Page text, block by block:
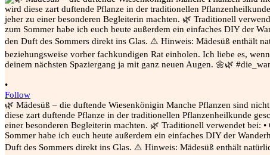
•
Follow
🌿 Mädesüß – die duftende Wiesenkönigin Manche Pflanzen sind
diese zart duftende Pflanze in der traditionellen Pflanzenheilkunde
einer besonderen Begleiterin machten. 🌿 Traditionell verwendet bei:
Sommer habe ich euch heute außerdem ein einfaches DIY der
Duft des Sommers direkt ins Glas. ⚠️ Hinweis: Mädesüß enthält